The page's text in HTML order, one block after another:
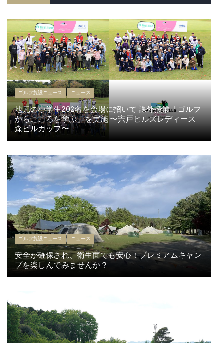
ゴルフ施設ニュース ニュース
地元の小学生202名を会場に招いて 課外授業「ゴルフ
からこころを学ぶ」を実施 〜宍戸ヒルズレディース
森ビルカップ〜
ゴルフ施設ニュース ニュース
安全が確保され、衛生面でも安心！プレミアムキャン
プを楽しんでみませんか？